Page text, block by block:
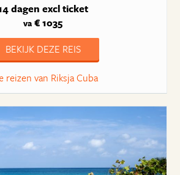
dagen excl ticket
va € 1035
BEKIJK DEZE REIS
reizen van Riksja Cuba